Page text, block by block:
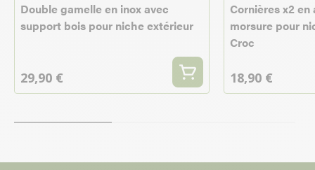
Double gamelle en inox avec
support bois pour niche extérieur
29,90 €
Cornières x2
morsure pour
Croc
18,90 €